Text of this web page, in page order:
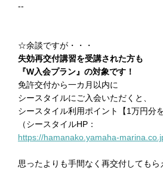
--
☆余談ですが・・・
失効再交付講習を受講された方も
『W入会プラン』の対象です！
免許交付から一カ月以内に
シースタイルにご入会いただくと、
シースタイル利用ポイント【1万円分
（シースタイルHP：
https://hamanako.yamaha-
思ったよりも手間なく再交付してもら